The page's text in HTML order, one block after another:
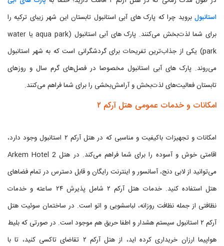
استانبول بروید چرا که پارک های آبی استانبول تابستان این شهر زیبای ترکیه را
برای شما لذت‌بخش می‌کنند. پارک های آبی استانبول (aqua park یا water
park) یکی از جذاب‌ترین تفریحات برای گردشگرانی است که به شهر استانبول
می‌روند. پارک های آبی استانبول مخصوصا در فصل‌های گرم سال و روزهای
تابستان فعالیت‌های لذت‌بخش و آرامش‌بخشی را برای شما فراهم می‌کنند.
امکانات و خدمات عمومی هتل آرکم ۲
امکانات و تجهیزات باکیفیت و مناسبی که در هتل آرکم ۲ استانبول وجود دارد،
اقامتی خوش و آسوده را برای شما فراهم می‌کند. در هتل Arkem Hotel 2
می‌توانید از لابی دنج، آسانسور و اینترنت رایگان و قابل دسترس در تمام فضاهای
هتل استفاده کنید. خدمات هتل آرکم ۲ شامل پذیرش ۲۴ ساعته و خدمات
نظافتی از جمله نظافت روزانه، لباسشویی و اتو است. در ساختمان سوئیت هتل
آرکم ۲ استانبول سیستم هشدار و اطفا حریق هم موجود است. در صورتی که بلیط
هواپیما ارزان خریداری کرده اید، از هتل آرکم ۲ تقاضای تاکسی کنید، تا با